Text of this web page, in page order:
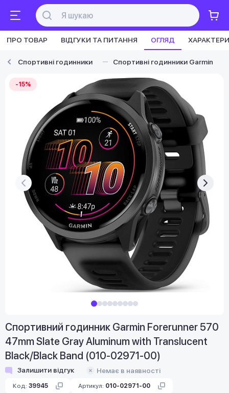
ПРО ТОВАР ВІДГУКИ ТА ПИТАННЯ ОГЛЯД
Спортивні годинники Спортивні годинники Garmin
-15%
Спортивний годинник Garmin Forerunner 570
47mm Slate Gray Aluminum with Translucent
Black/Black Band (010-02971-00)
Залишити відгук Немає в наявності
Код: 39945 Артикул: 010-02971-00